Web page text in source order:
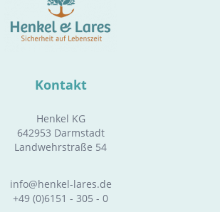
Kontakt
Henkel KG
642953 Darmstadt
Landwehrstraße 54
info@henkel-lares.de
+49 (0)6151 - 305 - 0